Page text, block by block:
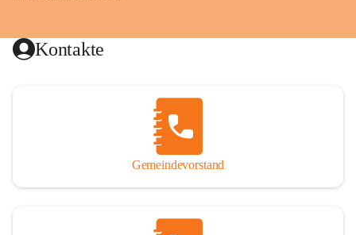
Kontakte
Gemeindevorstand